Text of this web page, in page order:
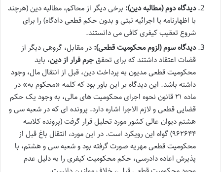
دیدگاه دوم (مطالبه دین): برخی دیگر از محاکم، مطالبه دین(هرچند
با اظهارنامه یا اجرائیه ثبتی و بدون حکم قطعی دادگاه) را برای
شروع تعقیب کیفری کافی می دانستند.
دیدگاه سوم (لزوم محکومیت قطعی): در مقابل، گروهی دیگر از
قضات اعتقاد داشتند که برای تحققجرم فرار از دین، باید
محکومیت قطعیمدیون به پرداخت دین، قبل از انتقال مال، وجود
داشته باشد. این دیدگاه بر این باور بود که کلمه «محکوم به» در
ماده ۲۱ قانون نحوه اجرای محکومیت های مالی، به وجود یک حکم
قضایی قطعی و لازم الاجرا اشاره دارد. پرونده ای که در شعبه سی و
هشتم دیوان عالی کشور مورد تحلیل قرار گرفت (پرونده کلاسه
۹۶۲۶۴۴) گواه این رویکرد است. در این مورد، انتقال باغ قبل از
محکومیت قطعی مهریه صورت گرفته بود و شعبه سی و هشتم، با
پذیرش اعاده دادرسی، حکم محکومیت کیفری را به دلیل عدم